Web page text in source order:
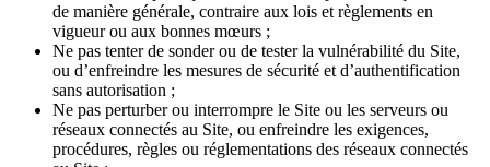
de manière générale, contraire aux lois et règlements en
vigueur ou aux bonnes mœurs ;
Ne pas tenter de sonder ou de tester la vulnérabilité du Site,
ou d’enfreindre les mesures de sécurité et d’authentification
sans autorisation ;
Ne pas perturber ou interrompre le Site ou les serveurs ou
réseaux connectés au Site, ou enfreindre les exigences,
procédures, règles ou réglementations des réseaux connectés